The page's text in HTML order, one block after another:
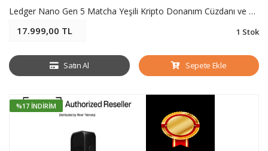
Ledger Nano Gen 5 Matcha Yeşili Kripto Donanım Cüzdanı ve Recovery Key - Soğuk Cüzdan
17.999,00 TL 1 Stok
Satın Al Sepete Ekle
%17 İNDIRIM